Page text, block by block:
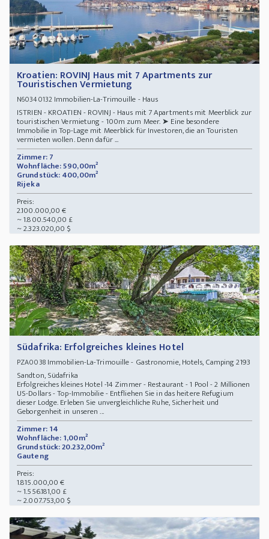
Kroatien: ROVINJ Haus mit 7 Apartments zur
Touristischen Vermietung
N60340132Immobilien-La-Trimouille - Haus
ISTRIEN - KROATIEN - ROVINJ - Haus mit 7 Apartments mit Meerblick zur
touristischen Vermietung - 100m zum Meer. ➤ Eine besondere
Immobilie in Top-Lage mit Meerblick für Investoren, die an Touristen
vermieten wollen. Denn dafür ...
Zimmer: 7
Wohnfläche: 590,00m²
Grundstück: 400,00m²
Rijeka
Preis:
2.100.000,00 €
~ 1.800.540,00 £
~ 2.323.020,00 $
Südafrika: Erfolgreiches kleines Hotel
PZA0038Immobilien-La-Trimouille - Gastronomie, Hotels, Camping 2193
Sandton, Südafrika
Erfolgreiches kleines Hotel -14 Zimmer - Restaurant - 1 Pool - 2 Millionen
US-Dollars - Top-Immobilie - Entfliehen Sie in das heitere Refugium
dieser Lodge. Erleben Sie unvergleichliche Ruhe, Sicherheit und
Geborgenheit in unseren ...
Zimmer: 14
Wohnfläche: 1,00m²
Grundstück: 20.232,00m²
Gauteng
Preis:
1.815.000,00 €
~ 1.556.181,00 £
~ 2.007.753,00 $